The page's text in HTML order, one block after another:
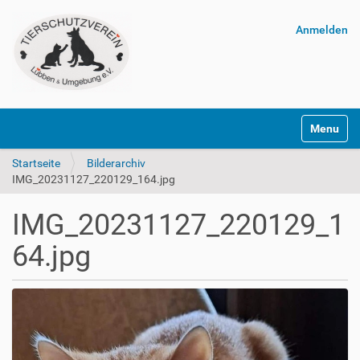
Anmelden
Startseite
Bilderarchiv
IMG_20231127_220129_164.jpg
IMG_20231127_220129_1
64.jpg